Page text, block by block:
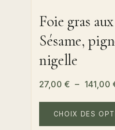
Foie gras
Sésame,
nigelle
27,00 € – 141,00
CHOIX DES